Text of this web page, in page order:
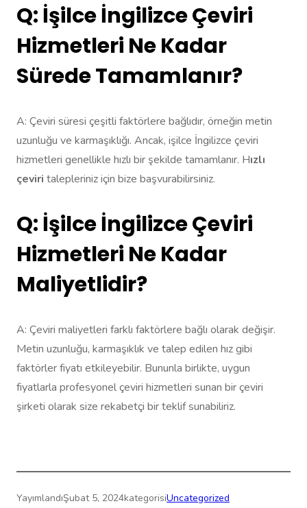
Q: İşilce İngilizce Çeviri
Hizmetleri Ne Kadar
Sürede Tamamlanır?
A: Çeviri süresi çeşitli faktörlere bağlıdır, örneğin metin
uzunluğu ve karmaşıklığı. Ancak, işilce İngilizce çeviri
hizmetleri genellikle hızlı bir şekilde tamamlanır. Hızlı
çeviri talepleriniz için bize başvurabilirsiniz.
Q: İşilce İngilizce Çeviri
Hizmetleri Ne Kadar
Maliyetlidir?
A: Çeviri maliyetleri farklı faktörlere bağlı olarak değişir.
Metin uzunluğu, karmaşıklık ve talep edilen hız gibi
faktörler fiyatı etkileyebilir. Bununla birlikte, uygun
fiyatlarla profesyonel çeviri hizmetleri sunan bir çeviri
şirketi olarak size rekabetçi bir teklif sunabiliriz.
YayımlandıŞubat 5, 2024kategorisiUncategorized